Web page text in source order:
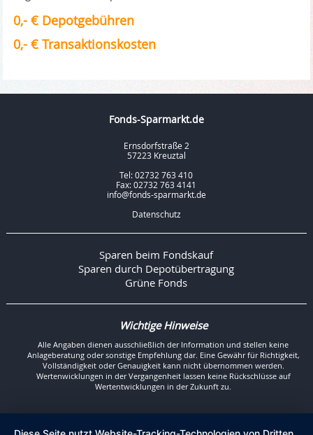
0,- € Depotgebühren
0,- € Transaktionskosten
Fonds-Sparmarkt.de
Ernsdorfstraße 2
57223 Kreuztal
Tel: 02732 763 410
Fax: 02732 763 4141
info@fonds-sparmarkt.de
Datenschutz
Sparen beim Fondskauf
Sparen durch Depotübertragung
Grüne Fonds
Wichtige Hinweise
Alle Angaben dienen ausschließlich der Information und stellen keine
Anlageberatung oder sonstige Empfehlung dar. Eine Gewähr für Richtigkeit,
Vollständigkeit oder Genauigkeit kann nicht übernommen werden.
Wertenwicklungen in der Vergangenheit lassen keine Rückschlüsse auf
Wertentwicklungen in der Zukunft zu.